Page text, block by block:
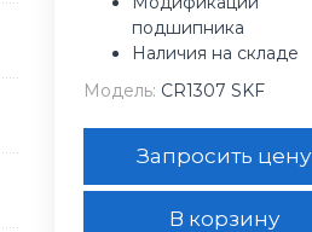
подшипника
Наличия на складе
Модель: CR1307 SKF
Запросить цену
В корзину